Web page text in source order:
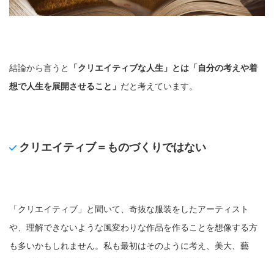
結論から言うと
「クリエイティブな人生」とは「自分の考えや着
想で人生を展開させること」 だと考えています。
クリエイティブ＝ものづくりではない
「クリエイティブ」と聞いて、奇抜な服装をしたアーティスト
や、理解できないような風変わりな作品を作ることを想像する方
も多いかもしれません。私も最初はそのように考え、美大、藝